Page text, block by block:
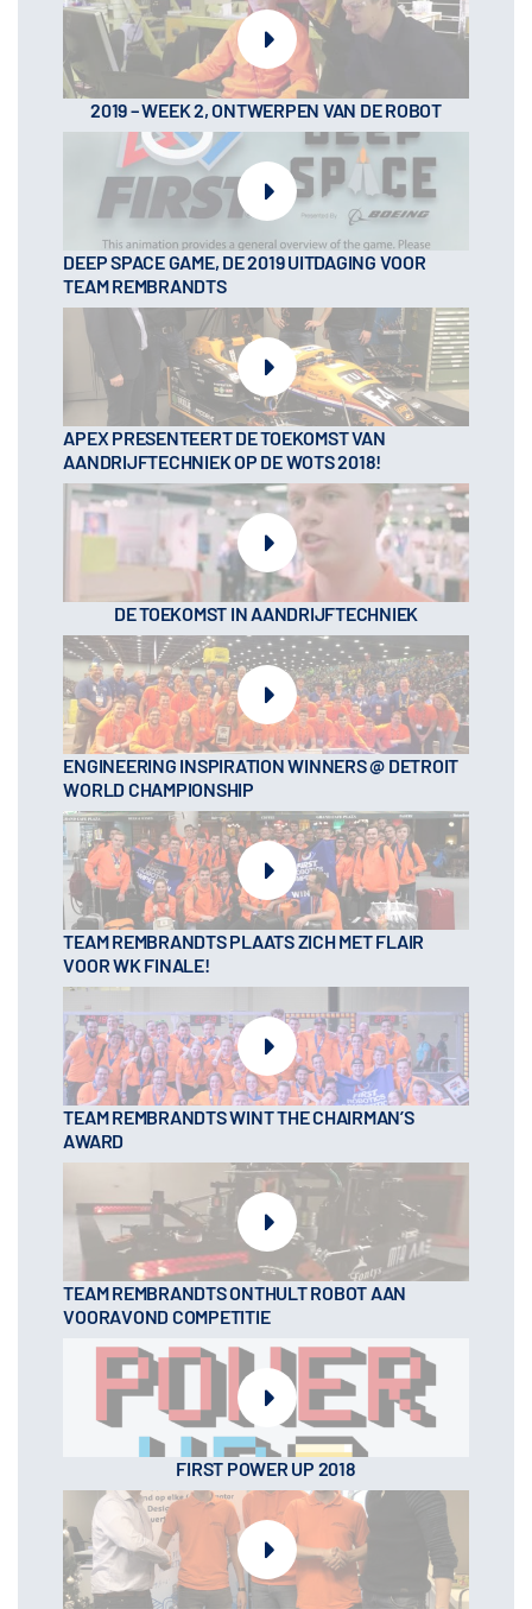
2019 – WEEK 2, ONTWERPEN VAN DE ROBOT
DEEP SPACE GAME, DE 2019 UITDAGING VOOR
TEAM REMBRANDTS
APEX PRESENTEERT DE TOEKOMST VAN
AANDRIJFTECHNIEK OP DE WOTS 2018!
DE TOEKOMST IN AANDRIJFTECHNIEK
ENGINEERING INSPIRATION WINNERS @ DETROIT
WORLD CHAMPIONSHIP
TEAM REMBRANDTS PLAATS ZICH MET FLAIR
VOOR WK FINALE!
TEAM REMBRANDTS WINT THE CHAIRMAN’S
AWARD
TEAM REMBRANDTS ONTHULT ROBOT AAN
VOORAVOND COMPETITIE
FIRST POWER UP 2018